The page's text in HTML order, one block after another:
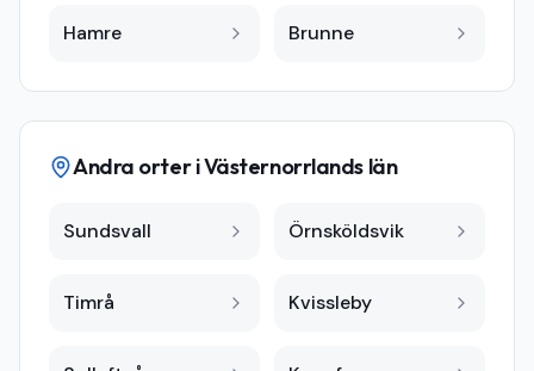
Hamre Brunne
Andra orter iVästernorrlands län
Sundsvall Örnsköldsvik
Timrå Kvissleby